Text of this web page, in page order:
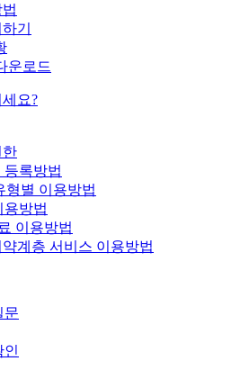
기
운로드
요?
한
등록방법
형별 이용방법
용방법
이용방법
계층 서비스 이용방법
문
인